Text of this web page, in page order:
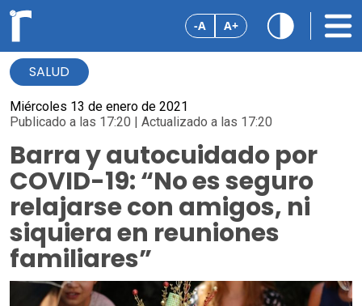
-A A+
SALUD
Miércoles 13 de enero de 2021
Publicado a las 17:20 | Actualizado a las 17:20
Barra y autocuidado por
COVID-19: “No es seguro
relajarse con amigos, ni
siquiera en reuniones
familiares”